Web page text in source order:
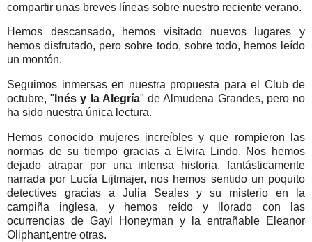
compartir unas breves líneas sobre nuestro reciente verano.
Hemos descansado, hemos visitado nuevos lugares y
hemos disfrutado, pero sobre todo, sobre todo, hemos leído
un montón.
Seguimos inmersas en nuestra propuesta para el Club de
octubre, " Inés y la Alegría" de Almudena Grandes, pero no
ha sido nuestra única lectura.
Hemos conocido mujeres increíbles y que rompieron las
normas de su tiempo gracias a Elvira Lindo. Nos hemos
dejado atrapar por una intensa historia, fantásticamente
narrada por Lucía Lijtmajer, nos hemos sentido un poquito
detectives gracias a Julia Seales y su misterio en la
campiña inglesa, y hemos reído y llorado con las
ocurrencias de Gayl Honeyman y la entrañable Eleanor
Oliphant,entre otras.